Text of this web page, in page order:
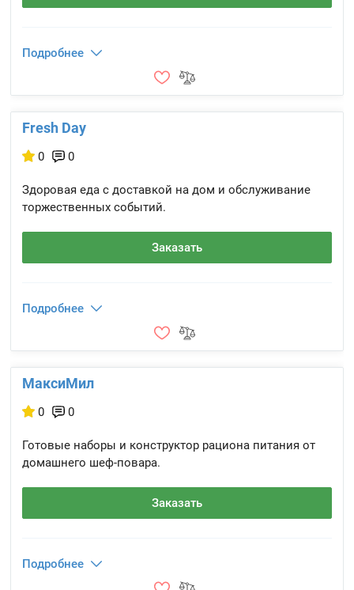
Подробнее
Fresh Day
0 0
Здоровая еда с доставкой на дом и обслуживание
торжественных событий.
Заказать
Подробнее
МаксиМил
0 0
Готовые наборы и конструктор рациона питания от
домашнего шеф-повара.
Заказать
Подробнее